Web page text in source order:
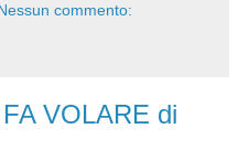
commento:
VOLARE di